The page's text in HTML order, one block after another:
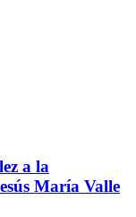
a la
María Valle